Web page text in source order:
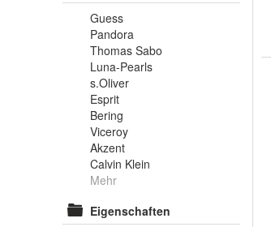
Guess
Pandora
Thomas Sabo
Luna-Pearls
s.Oliver
Esprit
Bering
Viceroy
Akzent
Calvin Klein
Mehr
Eigenschaften